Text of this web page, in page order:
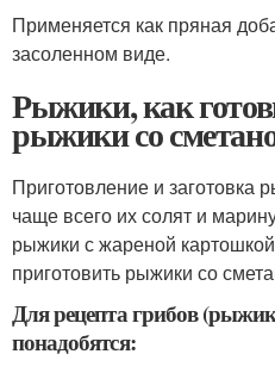
Применяется как пряная
засоленном виде.
Рыжики, как
рыжики со
Приготовление и заготовка
чаще всего их солят и
рыжики с жареной
приготовить рыжики со
Для рецепта грибов
понадобятся: